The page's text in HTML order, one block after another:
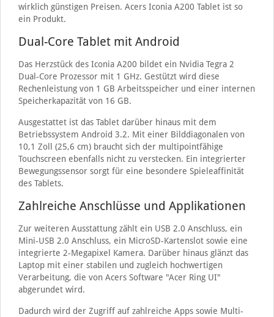
wirklich günstigen Preisen. Acers Iconia A200 Tablet ist so
ein Produkt.
Dual-Core Tablet mit Android
Das Herzstück des Iconia A200 bildet ein Nvidia Tegra 2
Dual-Core Prozessor mit 1 GHz. Gestützt wird diese
Rechenleistung von 1 GB Arbeitsspeicher und einer internen
Speicherkapazität von 16 GB.
Ausgestattet ist das Tablet darüber hinaus mit dem
Betriebssystem Android 3.2. Mit einer Bilddiagonalen von
10,1 Zoll (25,6 cm) braucht sich der multipointfähige
Touchscreen ebenfalls nicht zu verstecken. Ein integrierter
Bewegungssensor sorgt für eine besondere Spieleaffinität
des Tablets.
Zahlreiche Anschlüsse und Applikationen
Zur weiteren Ausstattung zählt ein USB 2.0 Anschluss, ein
Mini-USB 2.0 Anschluss, ein MicroSD-Kartenslot sowie eine
integrierte 2-Megapixel Kamera. Darüber hinaus glänzt das
Laptop mit einer stabilen und zugleich hochwertigen
Verarbeitung, die von Acers Software "Acer Ring UI"
abgerundet wird.
Dadurch wird der Zugriff auf zahlreiche Apps sowie Multi-